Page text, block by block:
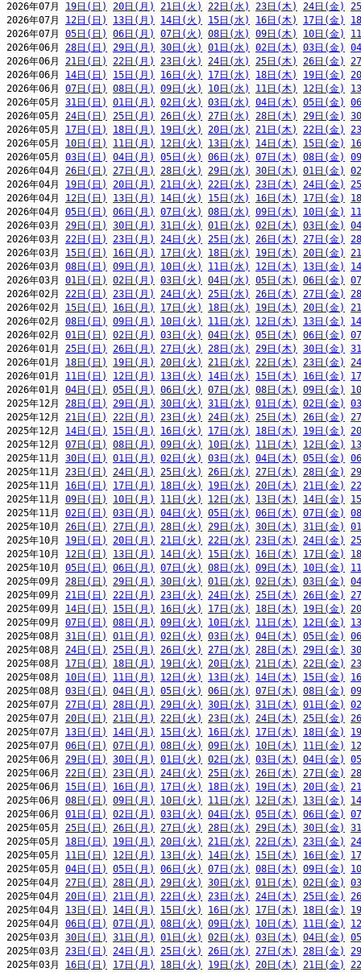
2026年07月 19日(日) 20日(月) 21日(火) 22日(水) 23日(木) 24日(金)
2026年07月 12日(日) 13日(月) 14日(火) 15日(水) 16日(木) 17日(金)
2026年07月 05日(日) 06日(月) 07日(火) 08日(水) 09日(木) 10日(金)
2026年06月 28日(日) 29日(月) 30日(火) 01日(水) 02日(木) 03日(金)
2026年06月 21日(日) 22日(月) 23日(火) 24日(水) 25日(木) 26日(金)
2026年06月 14日(日) 15日(月) 16日(火) 17日(水) 18日(木) 19日(金)
2026年06月 07日(日) 08日(月) 09日(火) 10日(水) 11日(木) 12日(金)
2026年05月 31日(日) 01日(月) 02日(火) 03日(水) 04日(木) 05日(金)
2026年05月 24日(日) 25日(月) 26日(火) 27日(水) 28日(木) 29日(金)
2026年05月 17日(日) 18日(月) 19日(火) 20日(水) 21日(木) 22日(金)
2026年05月 10日(日) 11日(月) 12日(火) 13日(水) 14日(木) 15日(金)
2026年05月 03日(日) 04日(月) 05日(火) 06日(水) 07日(木) 08日(金)
2026年04月 26日(日) 27日(月) 28日(火) 29日(水) 30日(木) 01日(金)
2026年04月 19日(日) 20日(月) 21日(火) 22日(水) 23日(木) 24日(金)
2026年04月 12日(日) 13日(月) 14日(火) 15日(水) 16日(木) 17日(金)
2026年04月 05日(日) 06日(月) 07日(火) 08日(水) 09日(木) 10日(金)
2026年03月 29日(日) 30日(月) 31日(火) 01日(水) 02日(木) 03日(金)
2026年03月 22日(日) 23日(月) 24日(火) 25日(水) 26日(木) 27日(金)
2026年03月 15日(日) 16日(月) 17日(火) 18日(水) 19日(木) 20日(金)
2026年03月 08日(日) 09日(月) 10日(火) 11日(水) 12日(木) 13日(金)
2026年03月 01日(日) 02日(月) 03日(火) 04日(水) 05日(木) 06日(金)
2026年02月 22日(日) 23日(月) 24日(火) 25日(水) 26日(木) 27日(金)
2026年02月 15日(日) 16日(月) 17日(火) 18日(水) 19日(木) 20日(金)
2026年02月 08日(日) 09日(月) 10日(火) 11日(水) 12日(木) 13日(金)
2026年02月 01日(日) 02日(月) 03日(火) 04日(水) 05日(木) 06日(金)
2026年01月 25日(日) 26日(月) 27日(火) 28日(水) 29日(木) 30日(金)
2026年01月 18日(日) 19日(月) 20日(火) 21日(水) 22日(木) 23日(金)
2026年01月 11日(日) 12日(月) 13日(火) 14日(水) 15日(木) 16日(金)
2026年01月 04日(日) 05日(月) 06日(火) 07日(水) 08日(木) 09日(金)
2025年12月 28日(日) 29日(月) 30日(火) 31日(水) 01日(木) 02日(金)
2025年12月 21日(日) 22日(月) 23日(火) 24日(水) 25日(木) 26日(金)
2025年12月 14日(日) 15日(月) 16日(火) 17日(水) 18日(木) 19日(金)
2025年12月 07日(日) 08日(月) 09日(火) 10日(水) 11日(木) 12日(金)
2025年11月 30日(日) 01日(月) 02日(火) 03日(水) 04日(木) 05日(金)
2025年11月 23日(日) 24日(月) 25日(火) 26日(水) 27日(木) 28日(金)
2025年11月 16日(日) 17日(月) 18日(火) 19日(水) 20日(木) 21日(金)
2025年11月 09日(日) 10日(月) 11日(火) 12日(水) 13日(木) 14日(金)
2025年11月 02日(日) 03日(月) 04日(火) 05日(水) 06日(木) 07日(金)
2025年10月 26日(日) 27日(月) 28日(火) 29日(水) 30日(木) 31日(金)
2025年10月 19日(日) 20日(月) 21日(火) 22日(水) 23日(木) 24日(金)
2025年10月 12日(日) 13日(月) 14日(火) 15日(水) 16日(木) 17日(金)
2025年10月 05日(日) 06日(月) 07日(火) 08日(水) 09日(木) 10日(金)
2025年09月 28日(日) 29日(月) 30日(火) 01日(水) 02日(木) 03日(金)
2025年09月 21日(日) 22日(月) 23日(火) 24日(水) 25日(木) 26日(金)
2025年09月 14日(日) 15日(月) 16日(火) 17日(水) 18日(木) 19日(金)
2025年09月 07日(日) 08日(月) 09日(火) 10日(水) 11日(木) 12日(金)
2025年08月 31日(日) 01日(月) 02日(火) 03日(水) 04日(木) 05日(金)
2025年08月 24日(日) 25日(月) 26日(火) 27日(水) 28日(木) 29日(金)
2025年08月 17日(日) 18日(月) 19日(火) 20日(水) 21日(木) 22日(金)
2025年08月 10日(日) 11日(月) 12日(火) 13日(水) 14日(木) 15日(金)
2025年08月 03日(日) 04日(月) 05日(火) 06日(水) 07日(木) 08日(金)
2025年07月 27日(日) 28日(月) 29日(火) 30日(水) 31日(木) 01日(金)
2025年07月 20日(日) 21日(月) 22日(火) 23日(水) 24日(木) 25日(金)
2025年07月 13日(日) 14日(月) 15日(火) 16日(水) 17日(木) 18日(金)
2025年07月 06日(日) 07日(月) 08日(火) 09日(水) 10日(木) 11日(金)
2025年06月 29日(日) 30日(月) 01日(火) 02日(水) 03日(木) 04日(金)
2025年06月 22日(日) 23日(月) 24日(火) 25日(水) 26日(木) 27日(金)
2025年06月 15日(日) 16日(月) 17日(火) 18日(水) 19日(木) 20日(金)
2025年06月 08日(日) 09日(月) 10日(火) 11日(水) 12日(木) 13日(金)
2025年06月 01日(日) 02日(月) 03日(火) 04日(水) 05日(木) 06日(金)
2025年05月 25日(日) 26日(月) 27日(火) 28日(水) 29日(木) 30日(金)
2025年05月 18日(日) 19日(月) 20日(火) 21日(水) 22日(木) 23日(金)
2025年05月 11日(日) 12日(月) 13日(火) 14日(水) 15日(木) 16日(金)
2025年05月 04日(日) 05日(月) 06日(火) 07日(水) 08日(木) 09日(金)
2025年04月 27日(日) 28日(月) 29日(火) 30日(水) 01日(木) 02日(金)
2025年04月 20日(日) 21日(月) 22日(火) 23日(水) 24日(木) 25日(金)
2025年04月 13日(日) 14日(月) 15日(火) 16日(水) 17日(木) 18日(金)
2025年04月 06日(日) 07日(月) 08日(火) 09日(水) 10日(木) 11日(金)
2025年03月 30日(日) 31日(月) 01日(火) 02日(水) 03日(木) 04日(金)
2025年03月 23日(日) 24日(月) 25日(火) 26日(水) 27日(木) 28日(金)
2025年03月 16日(日) 17日(月) 18日(火) 19日(水) 20日(木) 21日(金)